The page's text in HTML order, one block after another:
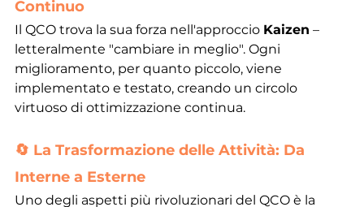
Continuo
Il QCO trova la sua forza nell'approccio Kaizen –
letteralmente "cambiare in meglio". Ogni
miglioramento, per quanto piccolo, viene
implementato e testato, creando un circolo
virtuoso di ottimizzazione continua.
🔄 La Trasformazione delle Attività: Da
Interne a Esterne
Uno degli aspetti più rivoluzionari del QCO è la